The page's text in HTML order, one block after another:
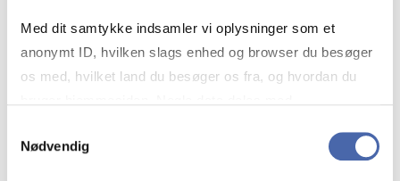
Med dit samtykke indsamler vi oplysninger som et
anonymt ID, hvilken slags enhed og browser du besøger
os med, hvilket land du besøger os fra, og hvordan du
markedsføring. Du bestemmer selv - og kan altid trække
Nødvendig
DVIPs and Re­search Acti­vi­ties
Date: 2 September 2026
Location:Kilen 14 A
View event DVIPs and Re­search Acti­vi­ties